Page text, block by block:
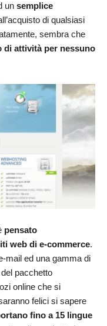
un semplice
di qualsiasi
sembra che
di attività per nessuno
pensato
web di e-commerce.
mail ed una gamma di
pacchetto
online che si
felici si sapere
fino a 15 lingue